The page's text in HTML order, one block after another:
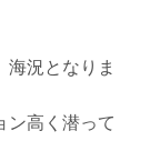
海況となりま
ン高く潜って